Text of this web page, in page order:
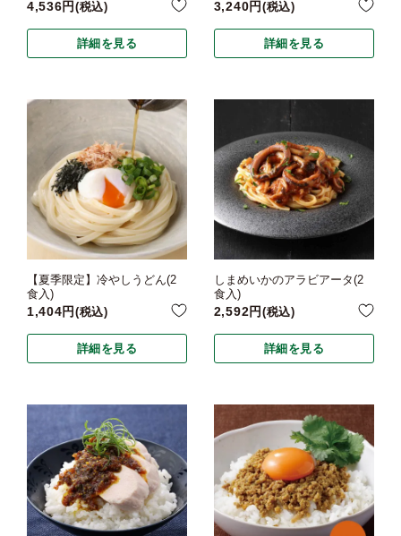
4,536 税込
詳細を見る
3,240 税込
詳細を見る
【夏季限定】冷やしうどん(2
食入)
1,404 税込
詳細を見る
しまめいかのアラビアータ(2
食入)
2,592 税込
詳細を見る